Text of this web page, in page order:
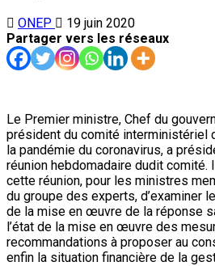
ONEP
19 juin 2020
Partager vers les réseaux
Le Premier ministre, Chef du
président du comité interministériel
la pandémie du coronavirus, a
réunion hebdomadaire dudit comité.
cette réunion, pour les ministres
du groupe des experts, d’examiner
de la mise en œuvre de la réponse
l’état de la mise en œuvre des
recommandations à proposer au
enfin la situation financière de la